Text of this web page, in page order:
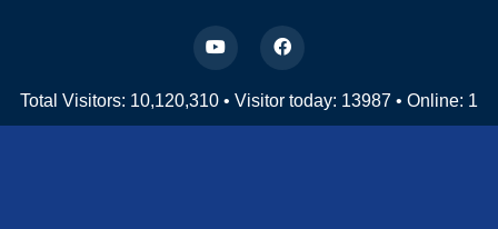
Total Visitors: 10,120,310 • Visitor today: 13987 • Online: 1